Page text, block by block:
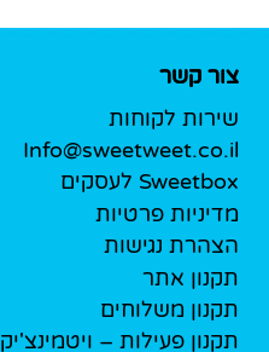
צור קשר
שירות לקוחות
Info@sweetweet.co.il
Sweetbox לעסקים
מדיניות פרטיות
הצהרת נגישות
תקנון אתר
תקנון משלוחים
תקנון פעילות – ויטמינצ'יק